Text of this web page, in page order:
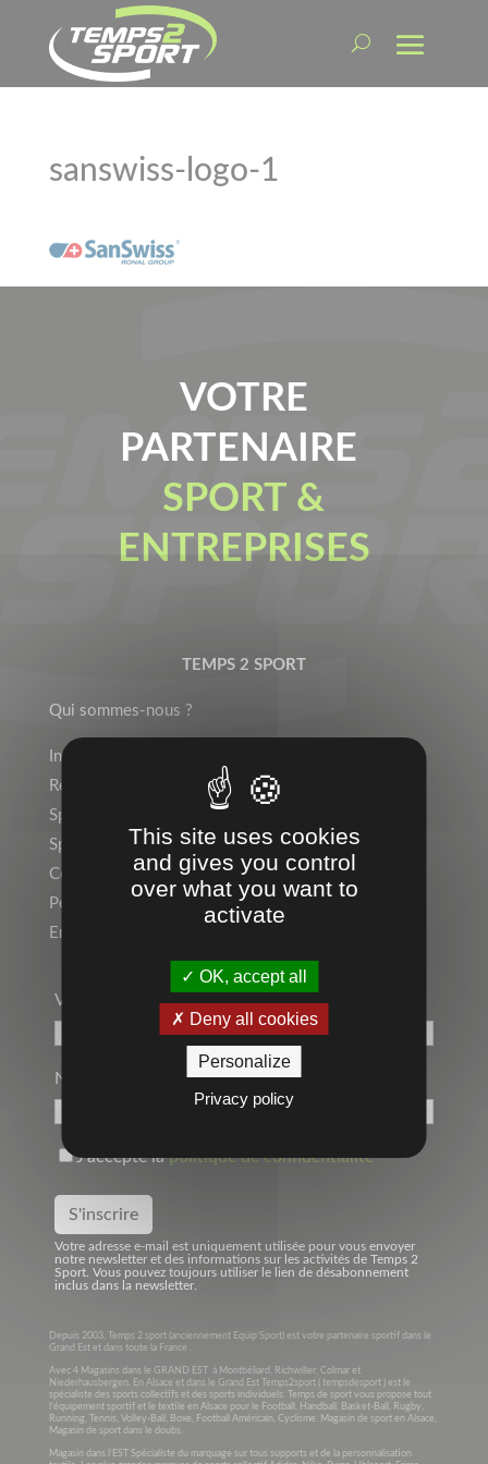
sanswiss-logo-1
VOTRE
PARTENAIRE
SPORT &
ENTREPRISES
TEMPS 2 SPORT
Qui sommes-nous ?
Indépendant ? Rejoignez le Réseau Temps 2 Sport !
Rejoignez l’équipe !
Sports Individuels
Sport Collectif
Collectivités, Scolaire
Personnalisation, Marquage
Entreprise, Communication par l’objet
Votre Adresse Mail*
Nom
J'accepte lapolitique de confidentialité
Votre adresse e-mail est uniquement utilisée pour vous envoyer
notre newsletter et des informations sur les activités de Temps 2
Sport. Vous pouvez toujours utiliser le lien de désabonnement
inclus dans la newsletter.
Depuis 2003, Temps 2 sport (anciennement Equip’Sport) est votre partenaire sportif dans le
Grand Est et dans toute la France .
Avec 4 Magasins dans le GRAND EST à Montbéliard, Richwiller, Colmar et
Niederhausbergen. En Alsace et dans le Grand Est Temps2sport ( tempsdesport ) est le
spécialiste des sports collectifs et des sports individuels. Temps de sport vous propose tout
l’équipement sportif et le textile en Alsace pour le Football, Handball, Basket-Ball, Rugby,
Running, Tennis, Volley-Ball, Boxe, Football Américain, Cyclisme. Magasin de sport en Alsace,
Magasin de sport dans le doubs.
Magasin dans l’EST Spécialiste du marquage sur tous supports et de la personnalisation
This site uses cookies
and gives you control
over what you want to
activate
OK, accept all
Deny all cookies
Personalize
Privacy policy